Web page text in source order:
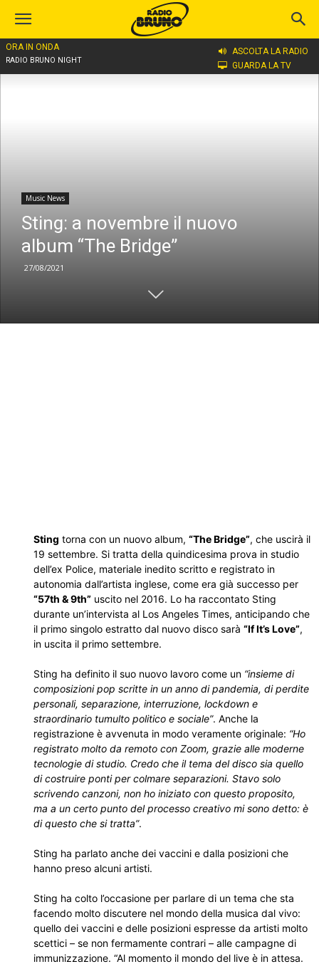
ORA IN ONDA
RADIO BRUNO NIGHT
ASCOLTA LA RADIO
GUARDA LA TV
Home
Music News
Sting: a novembre il nuovo
album “The Bridge”
27/08/2021
Sting torna con un nuovo album, “The Bridge”, che uscirà il
19 settembre. Si tratta della quindicesima prova in studio
dell’ex Police, materiale inedito scritto e registrato in
autonomia dall’artista inglese, come era già successo per
“57th & 9th” uscito nel 2016. Lo ha raccontato Sting
durante un’intervista al Los Angeles Times, anticipando che
il primo singolo estratto dal nuovo disco sarà “If It’s Love”,
in uscita il primo settembre.
Sting ha definito il suo nuovo lavoro come un “insieme di
composizioni pop scritte in un anno di pandemia, di perdite
personali, separazione, interruzione, lockdown e
straordinario tumulto politico e sociale”. Anche la
registrazione è avvenuta in modo veramente originale: “Ho
registrato molto da remoto con Zoom, grazie alle moderne
tecnologie di studio. Credo che il tema del disco sia quello
di costruire ponti per colmare separazioni. Stavo solo
scrivendo canzoni, non ho iniziato con questo proposito,
ma a un certo punto del processo creativo mi sono detto: è
di questo che si tratta”.
Sting ha parlato anche dei vaccini e dalla posizioni che
hanno preso alcuni artisti.
Sting ha colto l’occasione per parlare di un tema che sta
facendo molto discutere nel mondo della musica dal vivo:
quello dei vaccini e delle posizioni espresse da artisti molto
scettici – se non fermamente contrari – alle campagne di
immunizzazione. “Al momento il mondo del live è in attesa.